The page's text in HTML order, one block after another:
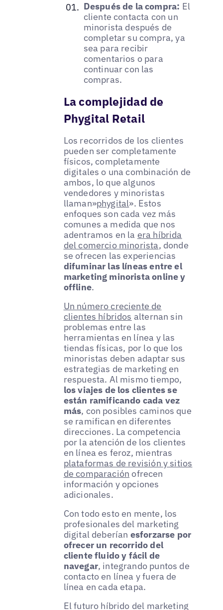
Después de la compra: El
cliente contacta con un
minorista después de
completar su compra, ya
sea para recibir
comentarios o para
continuar con las
compras.
La complejidad de
Phygital Retail
Los recorridos de los clientes
pueden ser completamente
físicos, completamente
digitales o una combinación de
ambos, lo que algunos
vendedores y minoristas
llaman»phygital». Estos
enfoques son cada vez más
comunes a medida que nos
adentramos en la era híbrida
del comercio minorista, donde
se ofrecen las experiencias
difuminar las líneas entre el
marketing minorista online y
offline.
Un número creciente de
clientes híbridos alternan sin
problemas entre las
herramientas en línea y las
tiendas físicas, por lo que los
minoristas deben adaptar sus
estrategias de marketing en
respuesta. Al mismo tiempo,
los viajes de los clientes se
están ramificando cada vez
más, con posibles caminos que
se ramifican en diferentes
direcciones. La competencia
por la atención de los clientes
en línea es feroz, mientras
plataformas de revisión y sitios
de comparación ofrecen
información y opciones
adicionales.
Con todo esto en mente, los
profesionales del marketing
digital deberían esforzarse por
ofrecer un recorrido del
cliente fluido y fácil de
navegar, integrando puntos de
contacto en línea y fuera de
línea en cada etapa.
El futuro híbrido del marketing